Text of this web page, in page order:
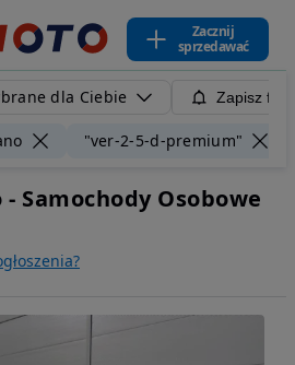
Zacznij
sprzedawać
dla Ciebie Zapisz
"ver-2-5-d-premium"
Samochody Osobowe